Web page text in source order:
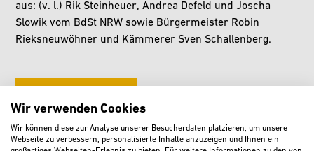
aus: (v. l.) Rik Steinheuer, Andrea Defeld und Joscha
Slowik vom BdSt NRW sowie Bürgermeister Robin
Rieksneuwöhner und Kämmerer Sven Schallenberg.
Wir verwenden Cookies
Wir können diese zur Analyse unserer Besucherdaten platzieren, um unsere
Webseite zu verbessern, personalisierte Inhalte anzuzeigen und Ihnen ein